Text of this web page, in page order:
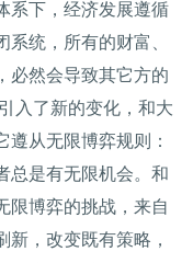
系下，经济发展遵循
统，所有的财富、
必然会导致其它方的
了新的变化，和大
从无限博弈规则：
总是有无限机会。和
限博弈的挑战，来自
，改变既有策略，